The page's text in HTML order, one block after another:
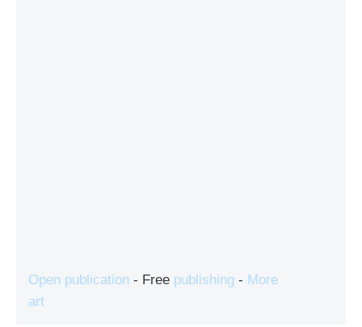
Open publication - Free publishing - More
art